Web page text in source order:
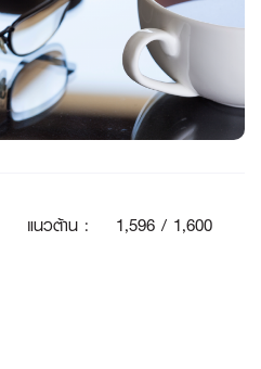
แนวต้าน : 1,596 / 1,600